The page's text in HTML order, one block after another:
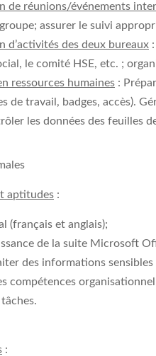
de réunions/événements
assurer le suivi
d’activités des deux bureaux
le comité HSE, etc. ;
ressources humaines :
de travail, badges, accès).
les données des feuilles
aptitudes :
(français et anglais);
de la suite Microsoft
des informations
compétences
: